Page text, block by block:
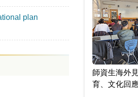
plan
師資生海外
育、文化回